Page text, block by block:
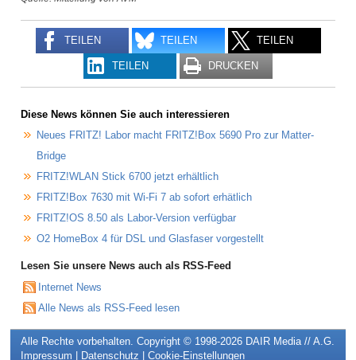
TEILEN TEILEN TEILEN
TEILEN DRUCKEN
Diese News können Sie auch interessieren
Neues FRITZ! Labor macht FRITZ!Box 5690 Pro zur Matter-
Bridge
FRITZ!WLAN Stick 6700 jetzt erhältlich
FRITZ!Box 7630 mit Wi-Fi 7 ab sofort erhätlich
FRITZ!OS 8.50 als Labor-Version verfügbar
O2 HomeBox 4 für DSL und Glasfaser vorgestellt
Lesen Sie unsere News auch als RSS-Feed
Internet News
Alle News als RSS-Feed lesen
Alle Rechte vorbehalten. Copyright © 1998-2026 DAIR Media // A.G.
Impressum
Datenschutz Cookie-Einstellungen